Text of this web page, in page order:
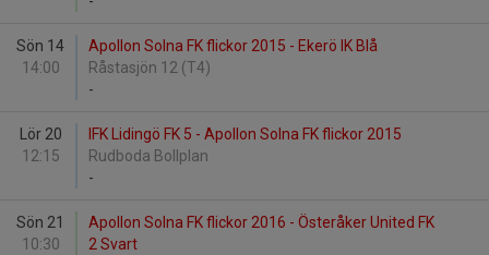
Sön 14
14:00
Apollon Solna FK flickor 2015 - Ekerö IK Blå
Råstasjön 12 (T4)
-
Lör 20
12:15
IFK Lidingö FK 5 - Apollon Solna FK flickor 2015
Rudboda Bollplan
-
Sön 21
10:30
Apollon Solna FK flickor 2016 - Österåker United FK
2 Svart